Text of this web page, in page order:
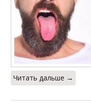
Читать дальше →